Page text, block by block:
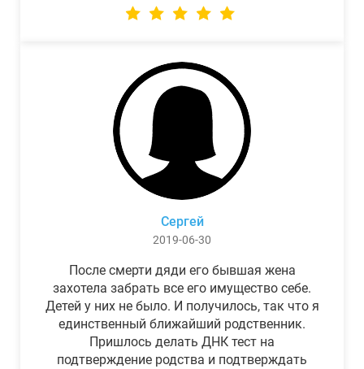
Сергей
2019-06-30
После смерти дяди его бывшая жена
захотела забрать все его имущество себе.
Детей у них не было. И получилось, так что я
единственный ближайший родственник.
Пришлось делать ДНК тест на
подтверждение родства и подтверждать